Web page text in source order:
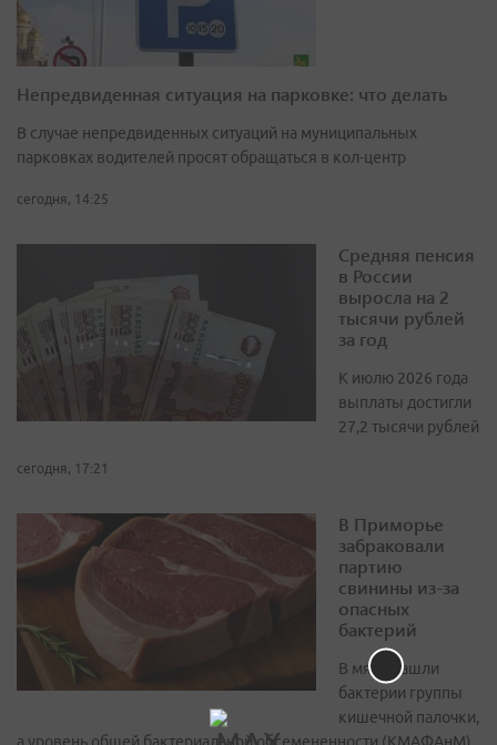
Непредвиденная ситуация на парковке: что делать
В случае непредвиденных ситуаций на муниципальных
парковках водителей просят обращаться в кол-центр
сегодня, 14:25
Средняя пенсия
в России
выросла на 2
тысячи рублей
за год
К июлю 2026 года
выплаты достигли
27,2 тысячи рублей
сегодня, 17:21
В Приморье
забраковали
партию
свинины из-за
опасных
бактерий
В мясе нашли
бактерии группы
кишечной палочки,